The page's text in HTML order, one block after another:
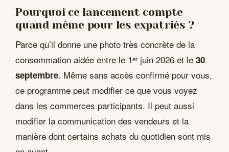
Pourquoi ce lancement compte
quand même pour les expatriés ?
Parce qu’il donne une photo très concrète de la
consommation aidée entre le 1ᵉʳ juin 2026 et le 30
septembre. Même sans accès confirmé pour vous,
ce programme peut modifier ce que vous voyez
dans les commerces participants. Il peut aussi
modifier la communication des vendeurs et la
manière dont certains achats du quotidien sont mis